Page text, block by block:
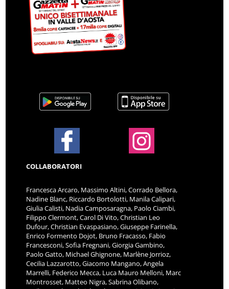
COLLABORATORI
Francesca Arcaro, Massimo Altini, Corrado Bellora,
Nadine Blanc, Riccardo Bortolotti, Manila Calipari,
Giulia Calisti, Nadia Camposaragna, Paolo Ciambi,
Filippo Clermont, Carol Di Vito, Christian Leo
Dufour, Christian Evaspasiano, Giuseppe Farinella,
Enrico Formento Dojot, Bruno Fracasso, Fabio
Francesconi, Sofia Fregnani, Giorgia Gambino,
Paolo Gatto, Michael Ghignone, Marlène Jorrioz,
Cecilia Lazzarotto, Giacomo Mangano, Angela
Marrelli, Federico Mecca, Luca Mauro Melloni, Marc
Montrosset, Matteo Nigra, Sabrina Olibano,